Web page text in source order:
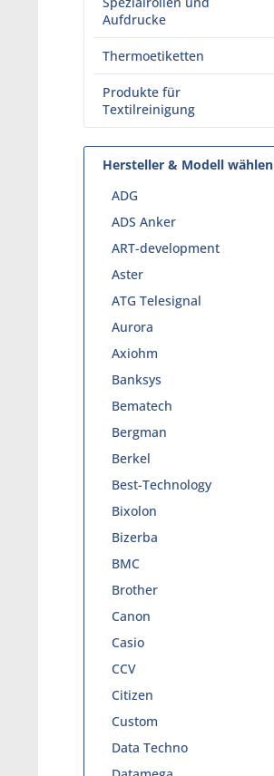
Aufdrucke
Thermoetiketten
Produkte für
Textilreinigung
Hersteller & Modell wählen
ADG
ADS Anker
ART-development
Aster
ATG Telesignal
Aurora
Axiohm
Banksys
Bematech
Bergman
Berkel
Best-Technology
Bixolon
Bizerba
BMC
Brother
Canon
Casio
CCV
Citizen
Custom
Data Techno